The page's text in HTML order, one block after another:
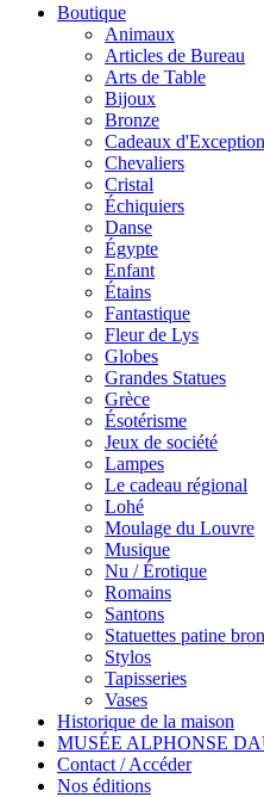
Boutique
Animaux
Articles de Bureau
Arts de Table
Bijoux
Bronze
Cadeaux d'Exception
Chevaliers
Cristal
Échiquiers
Danse
Égypte
Enfant
Étains
Fantastique
Fleur de Lys
Globes
Grandes Statues
Grèce
Ésotérisme
Jeux de société
Lampes
Le cadeau régional
Lohé
Moulage du Louvre
Musique
Nu / Érotique
Romains
Santons
Statuettes patine
Stylos
Tapisseries
Vases
Historique de la maison
MUSÉE ALPHONSE
Contact / Accéder
Nos éditions